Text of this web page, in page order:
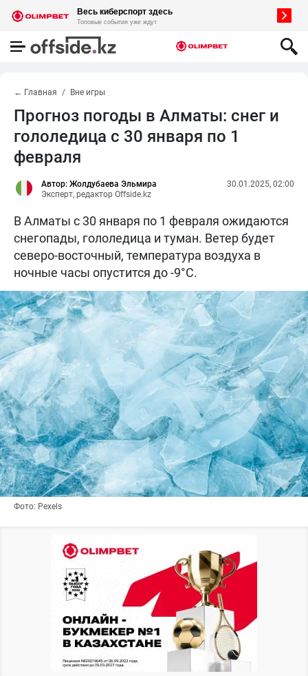
← Главная Вне игры
Прогноз погоды в Алматы: снег и
гололедица с 30 января по 1
февраля
Автор: Жолдубаева Эльмира
Эксперт, редактор Offside.kz
30.01.2025, 02:00
В Алматы с 30 января по 1 февраля ожидаются
снегопады, гололедица и туман. Ветер будет
северо-восточный, температура воздуха в
ночные часы опустится до -9°C.
Фото: Pexels